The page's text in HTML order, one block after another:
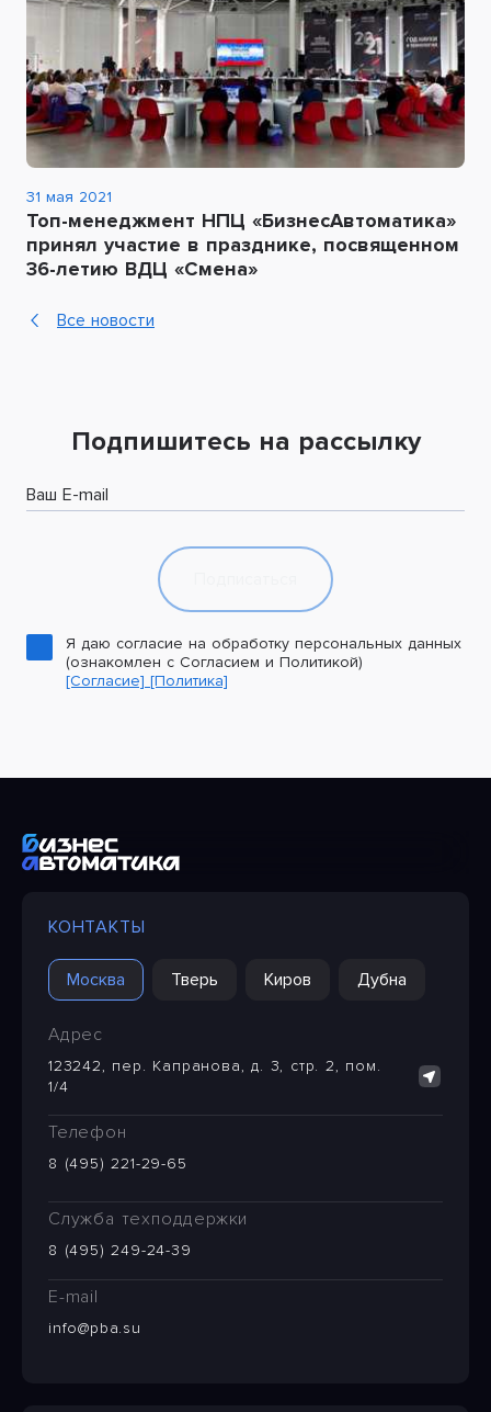
31 мая 2021
Топ-менеджмент НПЦ «БизнесАвтоматика»
принял участие в празднике, посвященном
36-летию ВДЦ «Смена»
Все новости
Подпишитесь на рассылку
Ваш E-mail
Я даю согласие на обработку персональных данных
(ознакомлен с Согласием и Политикой)
[Согласие] [Политика]
КОНТАКТЫ
Москва Тверь Киров Дубна
Адрес
123242, пер. Капранова, д. 3, стр. 2, пом.
1/4
Телефон
8 (495) 221-29-65
Служба техподдержки
8 (495) 249-24-39
E-mail
info@pba.su